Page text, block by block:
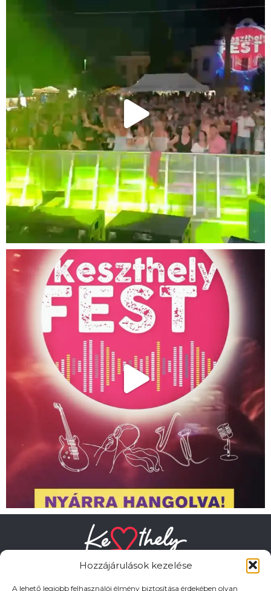
Hozzájárulások kezelése
A lehető legjobb felhasználói élmény biztosítása érdekében olyan